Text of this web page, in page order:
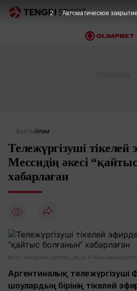
БастыӘлем
Тележүргізуші тікелей
Мессидің әкесі
хабарлаған
Фото: instagram.com/flor_de_p/ A.Paes/
Аргентиналық тележүргізуші
шоулардың бірінің тікелей
1 Автоматическое